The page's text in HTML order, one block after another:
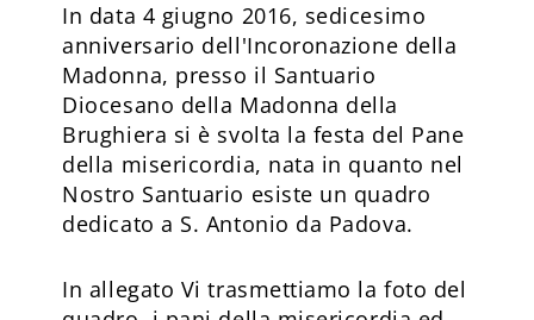
In data 4 giugno 2016, sedicesimo
anniversario dell'Incoronazione della
Madonna, presso il Santuario
Diocesano della Madonna della
Brughiera si è svolta la festa del Pane
della misericordia, nata in quanto nel
Nostro Santuario esiste un quadro
dedicato a S. Antonio da Padova.
In allegato Vi trasmettiamo la foto del